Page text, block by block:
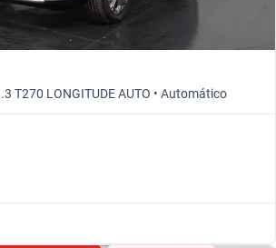
T270 LONGITUDE AUTO • Automático